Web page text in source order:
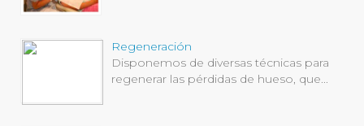
Regeneración
Disponemos de diversas técnicas para
regenerar las pérdidas de hueso, que...